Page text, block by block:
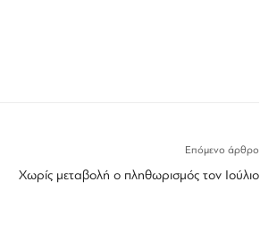
Επόμενο άρθρο
Χωρίς μεταβολή ο πληθωρισμός τον Ιούλιο